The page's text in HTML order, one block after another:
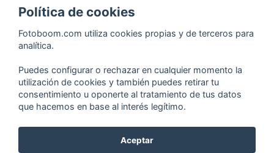
Calibradores
Soportes Fotografía
Monopiés
Trípodes
Kit Completos
Accesorios
Copyright © 2001-2024, Fotoboom, Fotonet, S.L. CIF. B-83430587
Política de cookies
Fotoboom.com utiliza cookies propias y de terceros para
analítica.
Puedes configurar o rechazar en cualquier momento la
utilización de cookies y también puedes retirar tu
consentimiento u oponerte al tratamiento de tus datos
que hacemos en base al interés legítimo.
Aceptar